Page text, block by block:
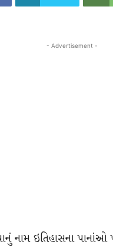
- Advertisement -
નામ ઇતિહાસના